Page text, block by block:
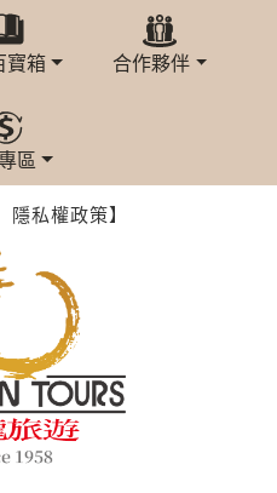
調查等互動性功能時，會保留
、聯絡方式及使用時間等。
錄相關行徑，包括您使用連線
參考依據，此記錄為內部應
集的問卷調查內容進行統計與
明文字呈現，除供內部研究
及說明文字，但不涉及特定個
特別規定，本網站絕不會將您
於蒐集目的以外之其他用途。
網站相關產品、服務、活動或
識別資料，本網站也可以從商
取得您的姓名、電話、住址、
期、性別、行業等相關資料，
的服務後，我們即取得您的資
名、電話、住址、身份證字
寶箱 合作夥伴
區
隱私權政策】